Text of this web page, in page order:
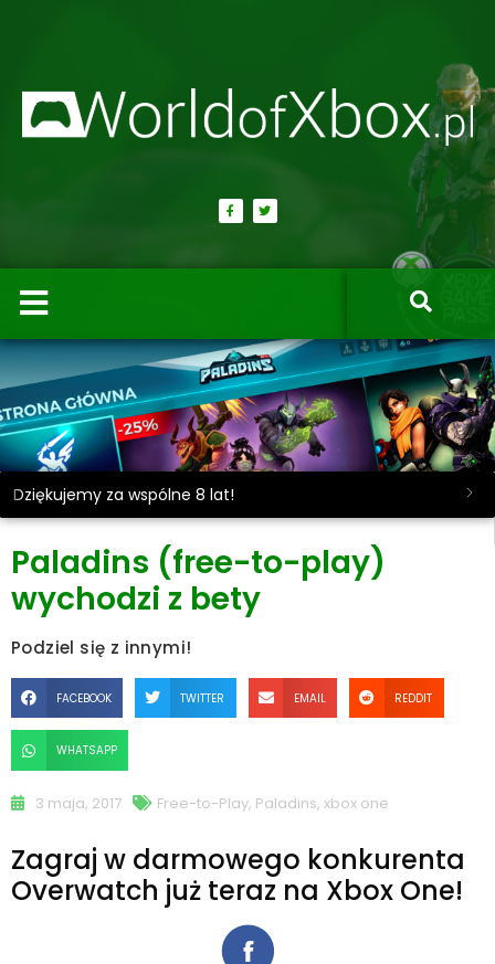
Dziękujemy za wspólne 8 lat!
Paladins (free-to-play)
wychodzi z bety
Podziel się z innymi!
FACEBOOK TWITTER EMAIL REDDIT
WHATSAPP
3 maja, 2017 Free-to-Play, Paladins, xbox one
Zagraj w darmowego konkurenta
Overwatch już teraz na Xbox One!